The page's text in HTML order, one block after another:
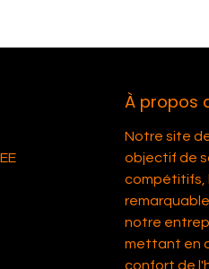
À propos
Notre site
objectif de
compétitifs,
notre
mettant en
confort de